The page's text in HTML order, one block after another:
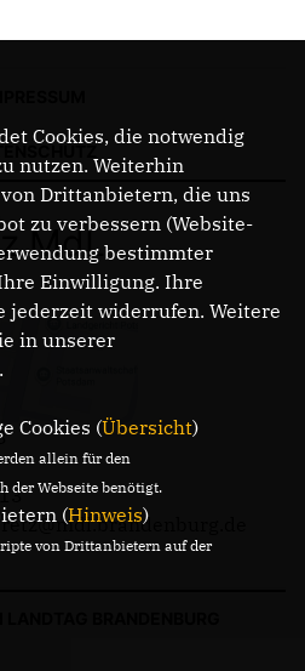
MdL
BRANDENBURG
Cookies, die notwendig
nutzen. Weiterhin
Drittanbietern, die uns
zu verbessern (Website-
bestimmter
Einwilligung. Ihre
jederzeit widerrufen. Weitere
in unserer
Cookies (Übersicht)
allein für den
der Webseite benötigt.
(Hinweis)
von Drittanbietern auf der